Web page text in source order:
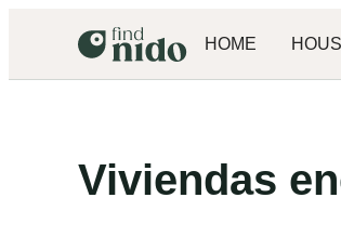
HOME
Viviendas